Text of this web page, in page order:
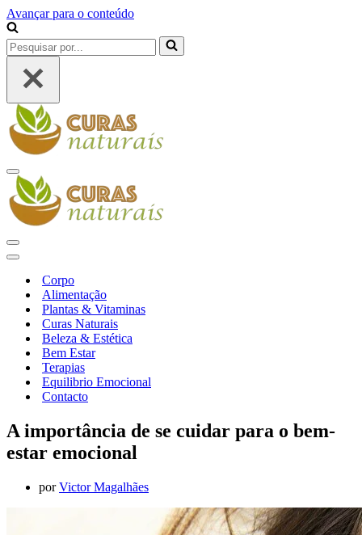
Avançar para o conteúdo
Pesquisar
por...
Menu
de
navegação
Menu
de
Menu
navegação
Corpo
Alimentação
Plantas & Vitaminas
Curas Naturais
Beleza & Estética
Bem Estar
Terapias
Equilibrio Emocional
Contacto
A importância de se cuidar para o bem-
estar emocional
porVictor Magalhães